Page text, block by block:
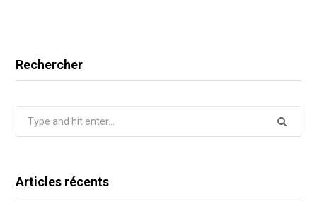
Rechercher
Articles récents